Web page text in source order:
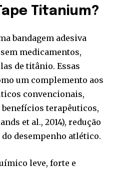
Titanium?
bandagem adesiva
medicamentos,
de titânio. Essas
um complemento aos
convencionais,
terapêuticos,
et al., 2014), redução
desempenho atlético.
leve, forte e